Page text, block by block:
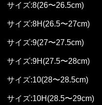
サイズ:8(26〜26.5cm)
サイズ:8H(26.5〜27cm)
サイズ:9(27〜27.5cm)
サイズ:9H(27.5〜28cm)
サイズ:10(28〜28.5cm)
サイズ:10H(28.5〜29cm)